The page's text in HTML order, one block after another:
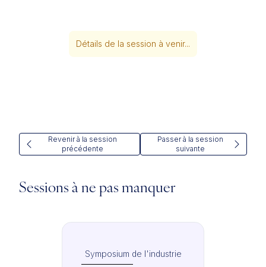
Détails de la session à venir...
Revenir à la session
précédente
Passer à la session
suivante
Sessions à ne pas manquer
Symposium de l'industrie